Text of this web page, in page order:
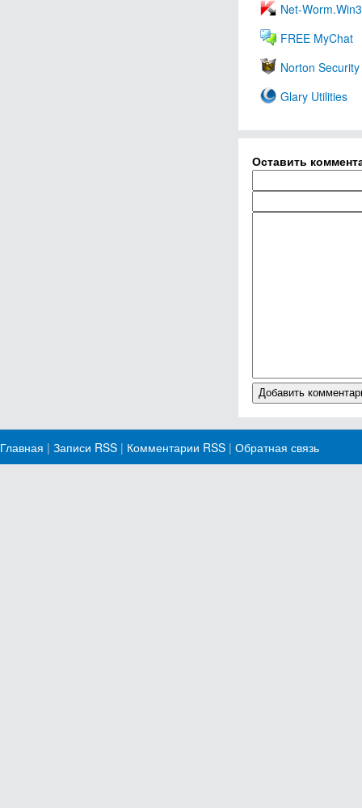
Net-
FREE MyChat
Norton
Glary Utilities
Оставить
Главная | Записи RSS | Комментарии RSS | Обратная связь